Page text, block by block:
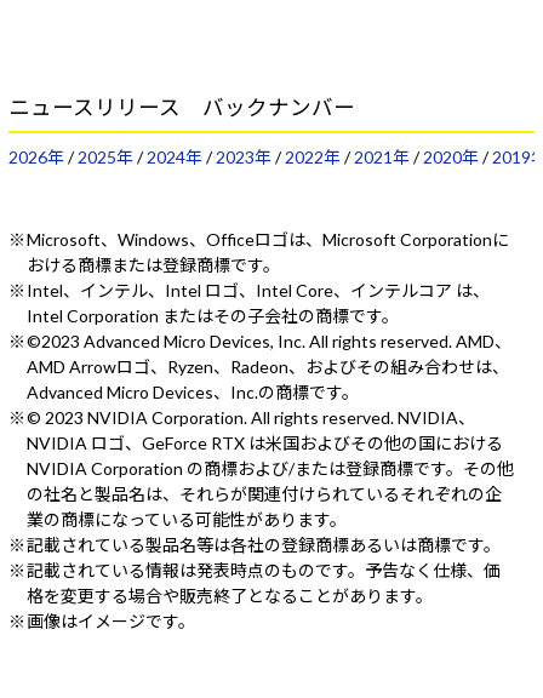
ニュースリリース バックナンバー
2026年/2025年/2024年/2023年/2022年/2021年/2020年/2019
Microsoft、Windows、Officeロゴは、Microsoft Corporationに
おける商標または登録商標です。
Intel、インテル、Intel ロゴ、Intel Core、インテルコア は、
Intel Corporation またはその子会社の商標です。
©2023 Advanced Micro Devices, Inc. All rights reserved. AMD、
AMD Arrowロゴ、Ryzen、Radeon、およびその組み合わせは、
Advanced Micro Devices、Inc.の商標です。
© 2023 NVIDIA Corporation. All rights reserved. NVIDIA、
NVIDIA ロゴ、GeForce RTX は米国およびその他の国における
NVIDIA Corporation の商標および/または登録商標です。その他
の社名と製品名は、それらが関連付けられているそれぞれの企
業の商標になっている可能性があります。
記載されている製品名等は各社の登録商標あるいは商標です。
記載されている情報は発表時点のものです。予告なく仕様、価
格を変更する場合や販売終了となることがあります。
画像はイメージです。